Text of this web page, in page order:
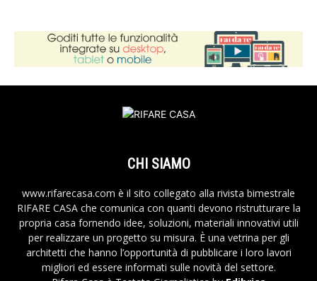
CHI SIAMO
www.rifarecasa.com è il sito collegato alla rivista bimestrale
RIFARE CASA che comunica con quanti devono ristrutturare la
propria casa fornendo idee, soluzioni, materiali innovativi utili
per realizzare un progetto su misura. È una vetrina per gli
architetti che hanno l’opportunità di pubblicare i loro lavori
migliori ed essere informati sulle novità del settore.